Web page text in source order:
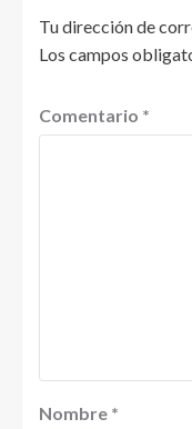
Tu dirección de
Los campos
Comentario *
Nombre *